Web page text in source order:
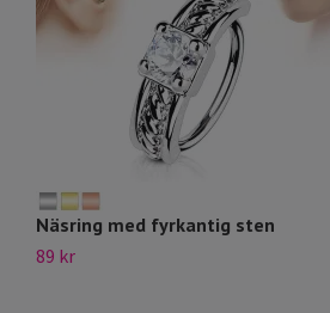
Näsring med fyrkantig sten
89 kr